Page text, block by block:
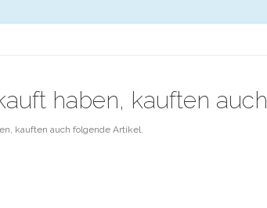
haben, kauften auch
kauften auch folgende Artikel.